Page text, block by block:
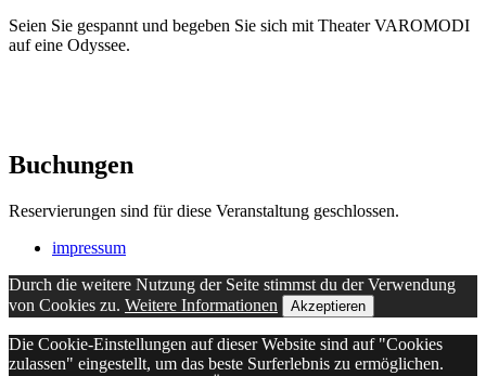
Seien Sie gespannt und begeben Sie sich mit Theater VAROMODI
auf eine Odyssee.
Buchungen
Reservierungen sind für diese Veranstaltung geschlossen.
impressum
Durch die weitere Nutzung der Seite stimmst du der Verwendung
von Cookies zu. Weitere Informationen Akzeptieren
Die Cookie-Einstellungen auf dieser Website sind auf "Cookies
zulassen" eingestellt, um das beste Surferlebnis zu ermöglichen.